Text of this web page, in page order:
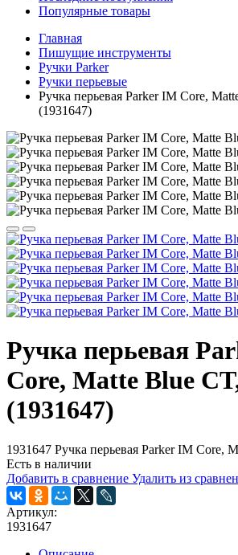
Популярные товары
Главная
Пишущие инструменты
Ручки Parker
Ручки перьевые
Ручка перьевая Parker IM Core,
(1931647)
Ручка перьевая
Core, Matte Blue
(1931647)
1931647 Ручка перьевая Parker IM Core,
Есть в наличии
Добавить в сравнение Удалить из
Артикул:
1931647